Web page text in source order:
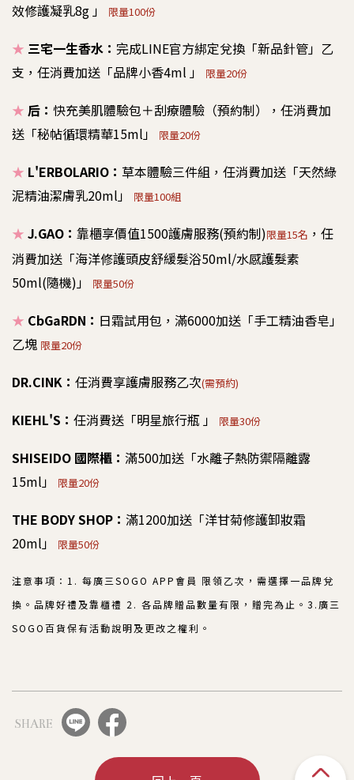
效修護凝乳8g 」
限量100份
★ 三宅一生香水： 完成LINE官方綁定兌換「新品針管」乙
支，任消費加送「品牌小香4ml 」
限量20份
★ 后： 快充美肌體驗包＋刮療體驗（預約制），任消費加
送「秘帖循環精華15ml」
限量20份
★ L'ERBOLARIO： 草本體驗三件組，任消費加送「天然綠
泥精油潔膚乳20ml」
限量100組
★ J.GAO： 靠櫃享價值1500護膚服務(預約制)限量15名 ，任
消費加送「海洋修護頭皮舒緩髮浴50ml/水感護髮素
50ml(隨機)」
限量50份
★ CbGaRDN： 日霜試用包，滿6000加送「手工精油香皂」
乙塊 限量20份
DR.CINK： 任消費享護膚服務乙次(需預約)
KIEHL'S： 任消費送「明星旅行瓶 」 限量30份
SHISEIDO 國際櫃： 滿500加送「水離子熱防禦隔離露
15ml」
限量20份
THE BODY SHOP： 滿1200加送「洋甘菊修護卸妝霜
20ml」
限量50份
注意事項：1. 每廣三SOGO APP會員 限領乙次，需選擇一品牌兌
換。品牌好禮及靠櫃禮 2. 各品牌贈品數量有限，贈完為止。3.廣三
SOGO百貨保有活動說明及更改之權利。
SHARE